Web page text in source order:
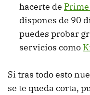
hacerte de
dispones de 90
puedes probar
servicios como
Si tras todo esto
se te queda corta,